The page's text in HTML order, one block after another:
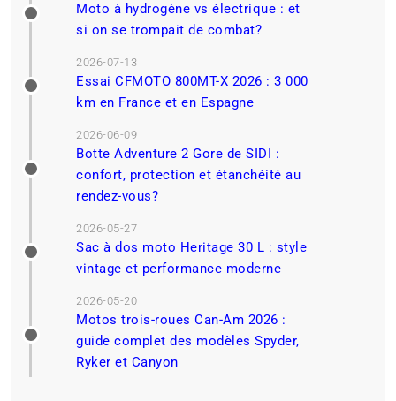
Moto à hydrogène vs électrique : et
si on se trompait de combat?
2026-07-13
Essai CFMOTO 800MT-X 2026 : 3 000
km en France et en Espagne
2026-06-09
Botte Adventure 2 Gore de SIDI :
confort, protection et étanchéité au
rendez-vous?
2026-05-27
Sac à dos moto Heritage 30 L : style
vintage et performance moderne
2026-05-20
Motos trois-roues Can-Am 2026 :
guide complet des modèles Spyder,
Ryker et Canyon